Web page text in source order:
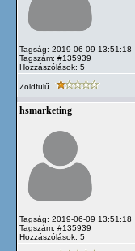
Tagság: 2019-06-09 13:51:18
Tagszám: #135939
Hozzászólások: 5
Zöldfülű
hsmarketing
Tagság: 2019-06-09 13:51:18
Tagszám: #135939
Hozzászólások: 5